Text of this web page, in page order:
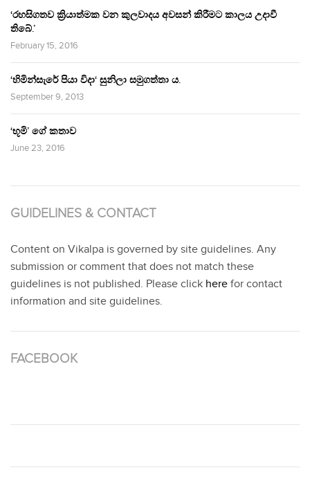
‘රහසිගතව ක්‍රියාත්මක වන කුලවාදය අවසන් කිරීමට කාලය උදාවී
තිබේ.’
February 15, 2016
‘හිමින්සැරේ පියා විදා‘ සුනිලා සමුගත්තා ය.
September 9, 2013
‘භූමි’ ගේ කතාව
June 23, 2016
GUIDELINES & CONTACT
Content on Vikalpa is governed by site guidelines. Any
submission or comment that does not match these
guidelines is not published. Please click here for contact
information and site guidelines.
FACEBOOK